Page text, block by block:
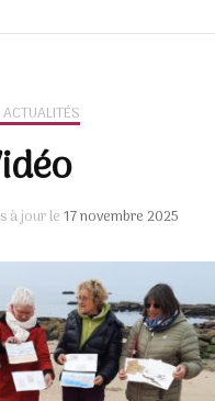
à jour le17 novembre 2025